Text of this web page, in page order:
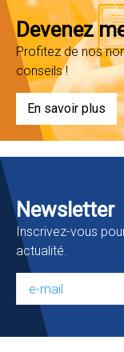
Devenez
Profitez de nos
conseils !
En savoir plus
Newsletter
Inscrivez-vous
actualité.